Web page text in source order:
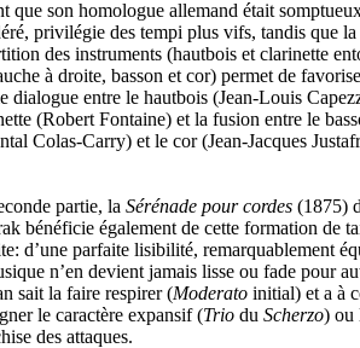
que son homologue allemand était
privilégie des tempi plus vifs, tandis que la
des instruments (hautbois et clarinette
à droite, basson et cor) permet de
dialogue entre le hautbois (Jean-Louis
(Robert Fontaine) et la fusion entre le
Colas-Carry) et le cor (Jean-Jacques
partie, la Sérénade pour cordes (1875)
bénéficie également de cette formation de
d’une parfaite lisibilité, remarquablement
n’en devient jamais lisse ou fade pour
sait la faire respirer (Moderato initial) et a à
le caractère expansif (Trio du Scherzo) ou
des attaques.